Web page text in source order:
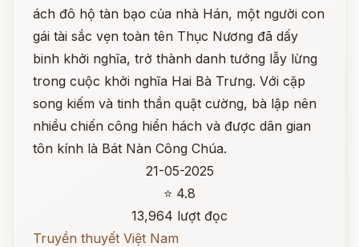
ách đô hộ tàn bạo của nhà Hán, một người con
gái tài sắc vẹn toàn tên Thục Nương đã dấy
binh khởi nghĩa, trở thành danh tướng lẫy lừng
trong cuộc khởi nghĩa Hai Bà Trưng. Với cặp
song kiếm và tinh thần quật cường, bà lập nên
nhiều chiến công hiển hách và được dân gian
tôn kính là Bát Nàn Công Chúa.
21-05-2025
⭐ 4.8
13,964 lượt đọc
Truyền thuyết Việt Nam